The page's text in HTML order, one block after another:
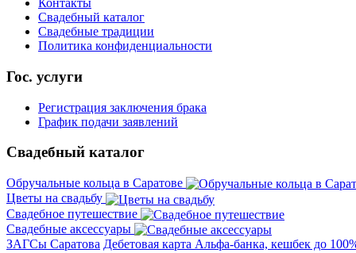
Контакты
Свадебный каталог
Свадебные традиции
Политика конфиденциальности
Гос. услуги
Регистрация заключения брака
График подачи заявлений
Свадебный каталог
Обручальные кольца в Саратове
Цветы на свадьбу
Свадебное путешествие
Свадебные аксессуары
ЗАГСы Саратова Дебетовая карта Альфа-банка, кешбек до